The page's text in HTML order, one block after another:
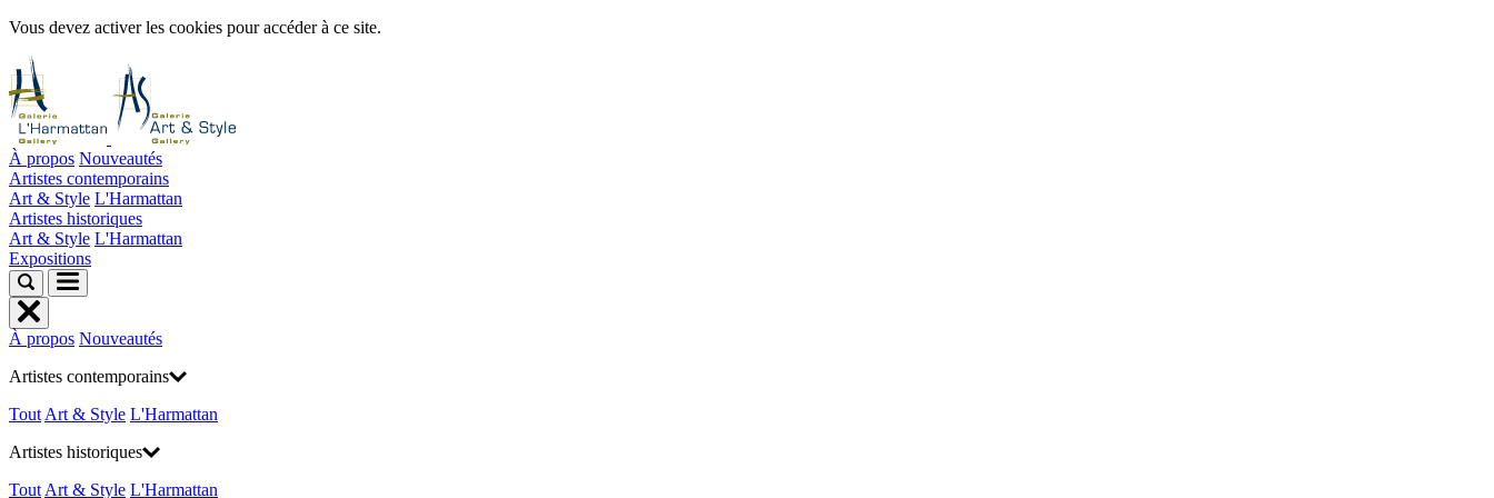
Vous devez activer les cookies pour accéder à ce site.
À propos Nouveautés
Artistes contemporains
Art & Style L'Harmattan
Artistes historiques
Art & Style L'Harmattan
Expositions
À propos Nouveautés
Artistes contemporains
Tout Art & Style L'Harmattan
Artistes historiques
Tout Art & Style L'Harmattan